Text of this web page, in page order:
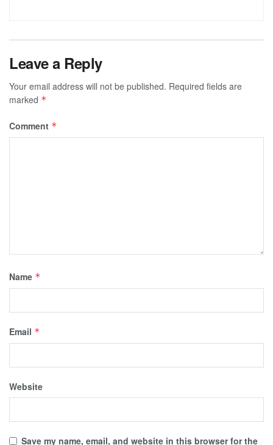
Leave a Reply
Your email address will not be published. Required fields are
marked *
Comment *
Name *
Email *
Website
Save my name, email, and website in this browser for the